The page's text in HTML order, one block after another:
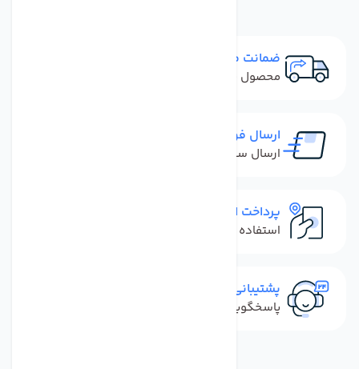
ضمانت مرجوعی
محصول نباید آسیب دیده باشد
ارسال فوری
ارسال سفارش در کمترین زمان ممکن
پرداخت امن
استفاده از روش‌های پرداخت امن
پشتیبانی سریع
پاسخگویی سریع به تماس‌ها و پیام‌ها